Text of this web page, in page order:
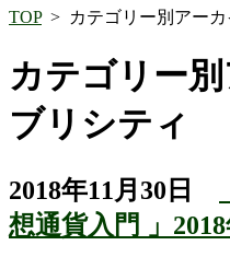
TOP> カテゴリー別アー
カテゴリー
ブリシティ
2018年11月30日
想通貨入門 」